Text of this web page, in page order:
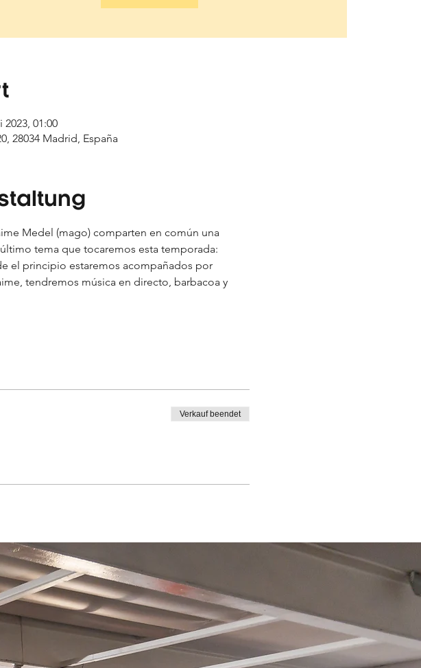
2023, 01:00
28034 Madrid, España
Medel (mago) comparten en común una
tema que tocaremos esta temporada:
el principio estaremos acompañados por
tendremos música en directo, barbacoa y
Verkauf beendet